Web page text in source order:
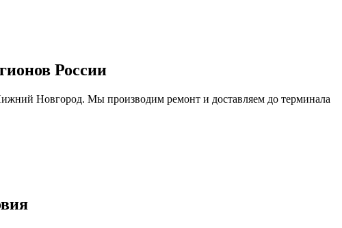
России
Новгород. Мы производим ремонт и доставляем до терминала